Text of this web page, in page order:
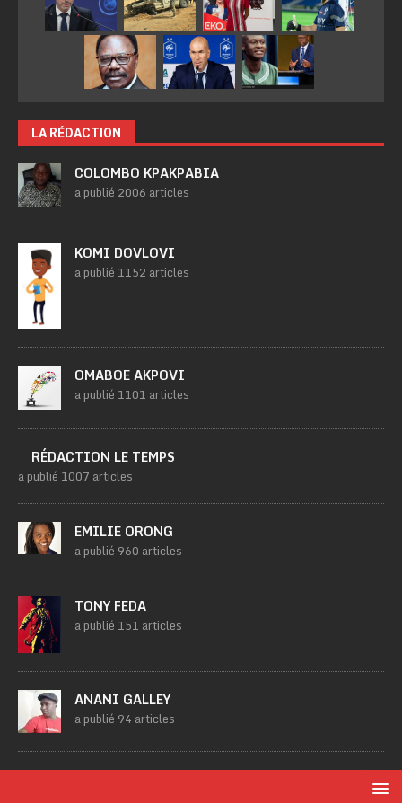
LA RÉDACTION
COLOMBO KPAKPABIA
a publié 2006 articles
KOMI DOVLOVI
a publié 1152 articles
OMABOE AKPOVI
a publié 1101 articles
RÉDACTION LE TEMPS
a publié 1007 articles
EMILIE ORONG
a publié 960 articles
TONY FEDA
a publié 151 articles
ANANI GALLEY
a publié 94 articles